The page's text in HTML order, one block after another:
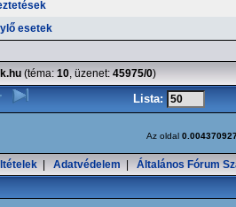
esetek
(téma: 10, üzenet: 45975/0)
Lista:
Az oldal
Adatvédelem Általános Fórum